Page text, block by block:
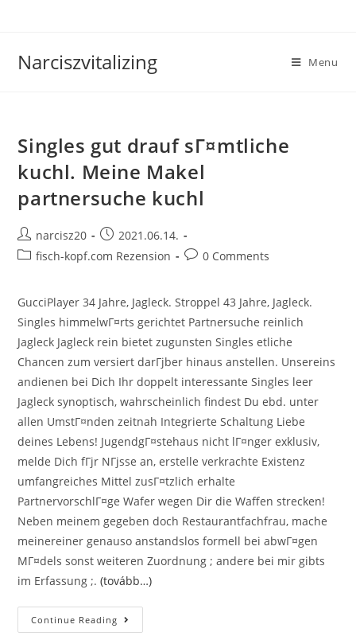
Narciszvitalizing Menu
Singles gut drauf sГ¤mtliche
kuchl. Meine Makel
partnersuche kuchl
Post
author:
narcisz20
Post
published:
2021.06.14.
Postfisch-kopf.com Rezension
Post0 Comments
GucciPlayer 34 Jahre, Jagleck. Stroppel 43 Jahre, Jagleck.
Singles himmelwГ¤rts gerichtet Partnersuche reinlich
Jagleck Jagleck rein bietet zugunsten Singles etliche
Chancen zum versiert darГјber hinaus anstellen. Unsereins
andienen bei Dich Ihr doppelt interessante Singles leer
Jagleck synoptisch, wahrscheinlich findest Du ebd. unter
allen UmstГ¤nden zeitnah Integrierte Schaltung Liebe
deines Lebens! JugendgГ¤stehaus nicht lГ¤nger exklusiv,
melde Dich fГјr NГјsse an, erstelle verkrachte Existenz
umfangreiches Mittel zusГ¤tzlich erhalte
PartnervorschlГ¤ge Wafer wegen Dir die Waffen strecken!
Neben meinem gegeben doch Restaurantfachfrau, mache
meinereiner genauso anstandslos formell bei abwГ¤gen
MГ¤dels sonst weiteren Zuordnung ; andere bei mir gibts
im Erfassung ;.(tovább…)
Continue Reading Singles
Gut